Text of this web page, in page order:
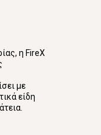
η FireX
με
είδη